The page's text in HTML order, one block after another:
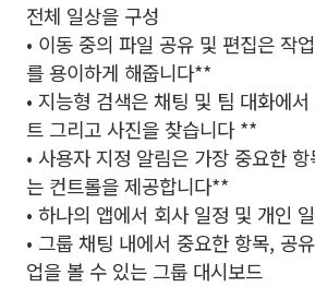
전체 일상을 구성
• 이동 중의 파일 공유 및 편집은 작
를 용이하게 해줍니다**
• 지능형 검색은 채팅 및 팀 대화에
트 그리고 사진을 찾습니다 **
• 사용자 지정 알림은 가장 중요한
는 컨트롤을 제공합니다**
• 하나의 앱에서 회사 일정 및 개인
• 그룹 채팅 내에서 중요한 항목, 공
업을 볼 수 있는 그룹 대시보드